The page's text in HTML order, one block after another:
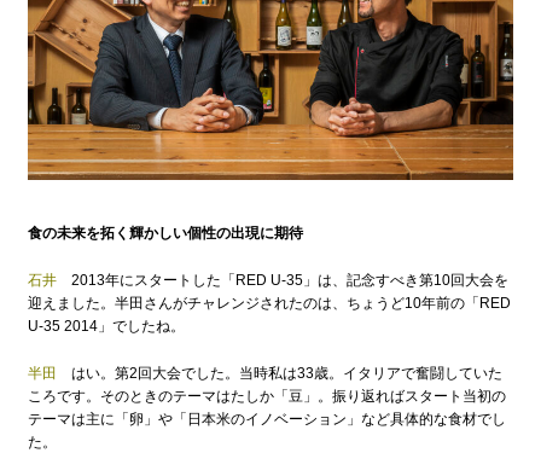
食の未来を拓く輝かしい個性の出現に期待
石井2013年にスタートした「RED U-35」は、記念すべき第10回大会を
迎えました。半田さんがチャレンジされたのは、ちょうど10年前の「RED
U-35 2014」でしたね。
半田
はい。第2回大会でした。当時私は33歳。イタリアで奮闘していた
ころです。そのときのテーマはたしか「豆」。振り返ればスタート当初の
テーマは主に「卵」や「日本米のイノベーション」など具体的な食材でし
た。